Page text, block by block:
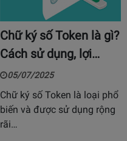
Chữ ký số Token là gì?
Cách sử dụng, lợi…
05/07/2025
Chữ ký số Token là loại phổ
biến và được sử dụng rộng
rãi…